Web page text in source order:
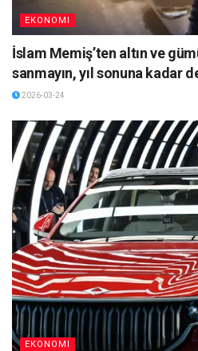
EKONOMI
İslam Memiş’ten altın ve
sanmayın, yıl sonuna kadar
2026-03-24
EKONOMI